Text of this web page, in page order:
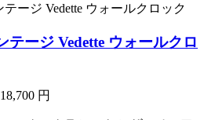
テージ Vedette ウォールクロ
18,700 円